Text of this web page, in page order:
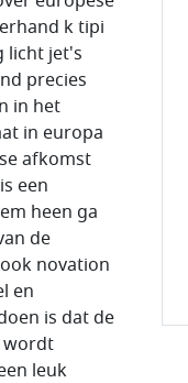
k tipi
licht jet's
precies
in het
in europa
afkomst
een
heen ga
de
novation
en
is dat de
wordt
leuk